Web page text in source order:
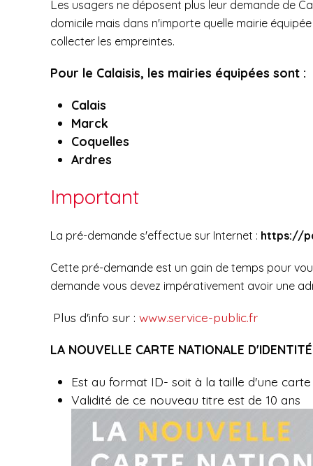
L es usagers ne déposent plus leur demande de
domicile mais dans n'importe quelle mairie
collecter les empreintes.
Pour le Calaisis, les mairies équipées sont :
Calais
Marck
Coquelles
Ardres
Important
La pré-demande s'effectue sur Internet : https://
Cette pré-demande est un gain de temps pour
demande vous devez impérativement avoir une
Plus d'info sur : www.service-public.fr
LA NOUVELLE CARTE NATIONALE D'IDENTITÉ
Est au format ID- soit à la taille d'une
Validité de ce nouveau titre est de 10 ans